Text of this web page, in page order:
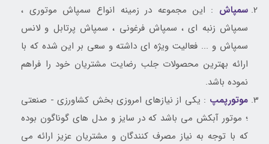
سمپاش : این مجموعه در زمینه انواع سمپاش موتوری ،
سمپاش زنبه ای ، سمپاش فرغونی ، سمپاش پرتابل و لانس
سمپاش و ... فعالیت ویژه ای داشته و سعی بر این شده که با
ارائه بهترین محصولات جلب رضایت مشتریان خود را فراهم
نموده باشد.
موتورپمپ : یکی از نیازهای امروزی بخش کشاورزی - صنعتی
؛ موتور آبکش می باشد که در سایز و مدل های گوناگون بوده
که با توجه به نیاز مصرف کنندگان و مشتریان عزیز ارائه می